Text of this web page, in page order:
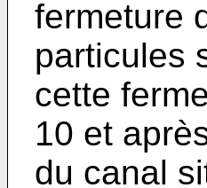
fermeture
particules
cette
10 et
du canal